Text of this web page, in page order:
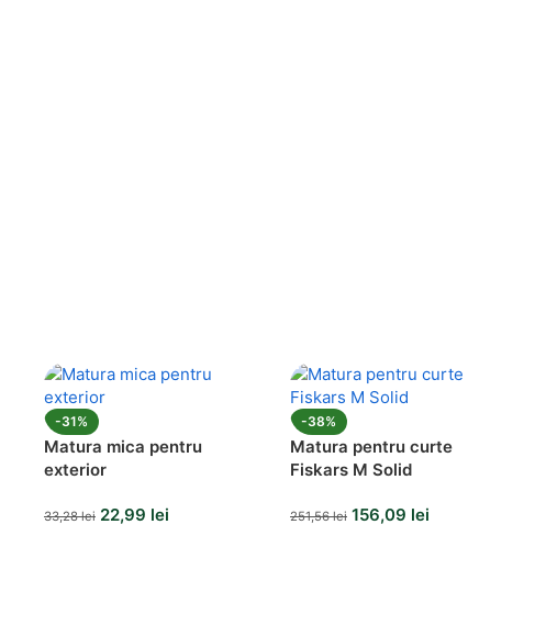
-31%
Matura mica pentru
exterior
33,28lei 22,99 lei
-38%
Matura pentru curte
Fiskars M Solid
251,56lei 156,09 lei